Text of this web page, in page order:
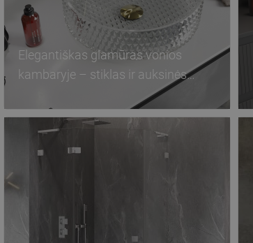
Elegantiškas glamūras vonios
kambaryje – stiklas ir auksinės